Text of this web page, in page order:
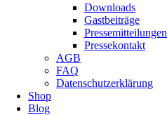
Downloads
Gastbeiträge
Pressemitteilungen
Pressekontakt
AGB
FAQ
Datenschutzerklärung
Shop
Blog